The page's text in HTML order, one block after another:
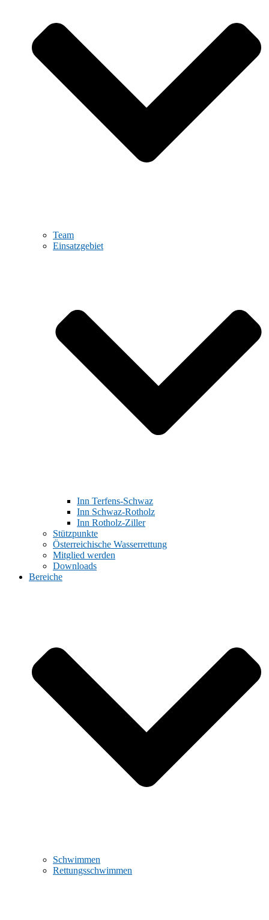
Team
Einsatzgebiet
Inn Terfens-Schwaz
Inn Schwaz-Rotholz
Inn Rotholz-Ziller
Stützpunkte
Österreichische Wasserrettung
Mitglied werden
Downloads
Bereiche
Schwimmen
Rettungsschwimmen